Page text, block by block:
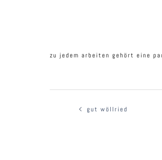
zu jedem arbeiten gehört eine
gut wöllried